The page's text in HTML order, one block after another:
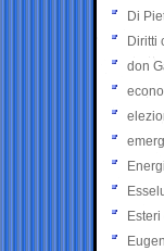
Di
Diritti
don
Esteri